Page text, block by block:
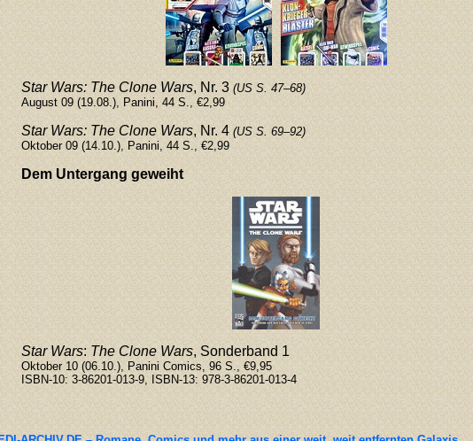
Star Wars: The Clone Wars, Nr. 3(US S. 47–68)
August 09 (19.08.), Panini, 44 S., €2,99
Star Wars: The Clone Wars, Nr. 4 (US S. 69–92)
Oktober 09 (14.10.), Panini, 44 S., €2,99
Dem Untergang geweiht
Star Wars:The Clone Wars, Sonderband 1
Oktober 10 (06.10.), Panini Comics, 96 S., €9,95
ISBN-10: 3-86201-013-9, ISBN-13: 978-3-86201-013-4